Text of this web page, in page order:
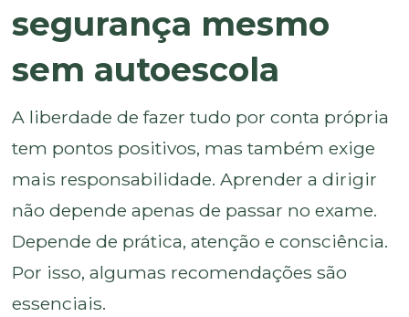
segurança mesmo
sem autoescola
A liberdade de fazer tudo por conta própria
tem pontos positivos, mas também exige
mais responsabilidade. Aprender a dirigir
não depende apenas de passar no exame.
Depende de prática, atenção e consciência.
Por isso, algumas recomendações são
essenciais.